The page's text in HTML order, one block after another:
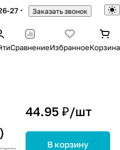
27 Заказать звонок
СравнениеИзбранноеКорзина
44.95 ₽/шт
В корзину